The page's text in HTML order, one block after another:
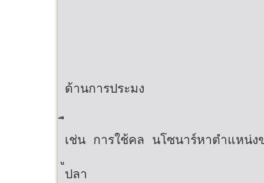
ด้านการประมง
เช่น การใช้คล นโซนาร์หาตําแหน่ง
ปลา